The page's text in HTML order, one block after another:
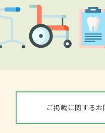
ご掲載に関する